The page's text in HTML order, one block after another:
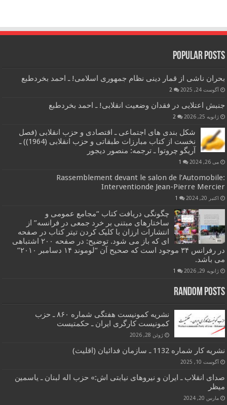
Popular Posts
بحران ناشی از قمار دینی نظام جمهوری اسلامی! ـ احمد بخردطبع
آگوست 24, 2025 2
جنبش اعتلایی در فقدان وضعیت انقلابی! ـ احمد بخردطبع
ژانویه 25, 2026 2
شکل بندی های اجتماعی ـ اقتصادی و حزب انقلابی (فصل
نخست از کتاب مبارزات طبقاتی و حزب انقلابی (1964)) ـ
آریگو چروتوا ـ ترجمه: منصور دیجور
می 26, 2024 1
Rassemblement devant le salon de l’Automobile:
Interventionde Jean-Pierre Mercier
اکتبر 20, 2024 1
چگونگی دریافت کتاب “مجامع عمومی و
ساختارهای مبتنی بر خرد جمعی در فرانسه” از
انتشارات ارزان با کلیک کردن تیتر کتاب در صفحه
ای که باز می شود. توضیح: در صفحه ۲۰۰ اشتباهی
در رفرانس ۳۴ موجود است که صحیح آن “لوموند ۱۴ دسامبر ۲۰۱۰”
می باشد.
ژانویه 29, 2026 1
Random Posts
نشریه کمونیست هفتگی شماره ۸۶۰ ـ حزب
کمونیست کارگری ایران ـ حکمتیست
ژوئن 28, 2026
نشریه کار شماره 1132 ـ سازمان فدائیان (اقلیت)
آگوست 10, 2025
صدای انقلاب ـ ایران و نیروهای نیابتی اش:» حزب اله لبنان ـ یاسمین
میظر
مارس 20, 2024